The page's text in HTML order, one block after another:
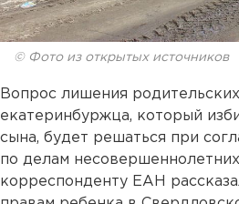
© Фото из открытых источников
Вопрос лишения
екатеринбуржца, который
сына, будет решаться при
по делам
корреспонденту ЕАН